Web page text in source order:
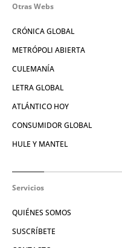
Otras Webs
CRÓNICA GLOBAL
METRÓPOLI ABIERTA
CULEMANÍA
LETRA GLOBAL
ATLÁNTICO HOY
CONSUMIDOR GLOBAL
HULE Y MANTEL
Servicios
QUIÉNES SOMOS
SUSCRÍBETE